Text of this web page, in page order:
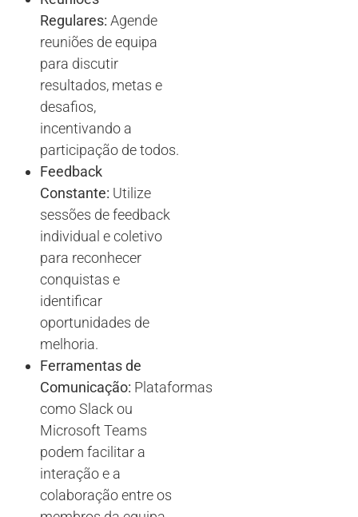
Regulares: Agende
reuniões de equipa
para discutir
resultados, metas e
desafios,
incentivando a
participação de todos.
Feedback
Constante: Utilize
sessões de feedback
individual e coletivo
para reconhecer
conquistas e
identificar
oportunidades de
melhoria.
Ferramentas de
Comunicação: Plataformas
como Slack ou
Microsoft Teams
podem facilitar a
interação e a
colaboração entre os